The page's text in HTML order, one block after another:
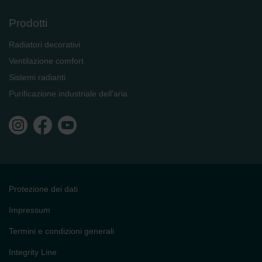
Zehnder Group Schweiz AG: Datenschutz
danych Zehnder
Zehnder Group UK Limited: Privacy Policy
Prodotti
Radiatori decorativi
Ventilazione comfort
Sistemi radianti
Purificazione industriale dell'aria
Protezione dei dati
Impressum
Termini e condizioni generali
Integrity Line